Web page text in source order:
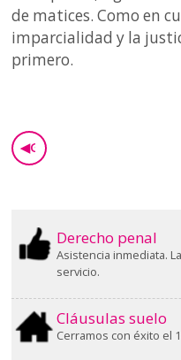
de matices. Como en
imparcialidad y la
primero.
◀GO BACK
Derecho penal
Asistencia inmediata.
servicio.
Cláusulas suelo
Cerramos con éxito el